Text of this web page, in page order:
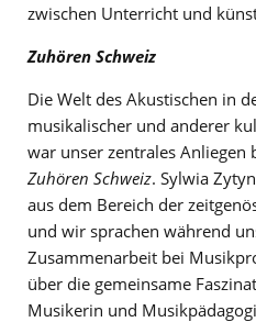
zwischen Unterricht und
Zuhören Schweiz
Die Welt des Akustischen in
musikalischer und anderer
war unser zentrales Anliegen
Zuhören Schweiz. Sylwia
aus dem Bereich der
und wir sprachen während
Zusammenarbeit bei
über die gemeinsame
Musikerin und